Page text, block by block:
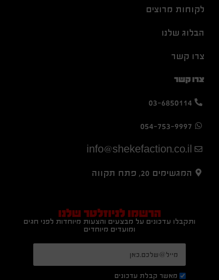
לקוחות מרוצים
הבלוג שלנו
צרו קשר
צרו קשר
03-6850114
054-753-9997
info@shekefaction.co.il
המגשימים 20, פתח תקווה
הרשמו לניוזלטר שלנו
ותקבלו עדכונים על מבצעים והצעות מיוחדות לפני חגים
ומועדים מיוחדים
מאשר קבלת עדכונים